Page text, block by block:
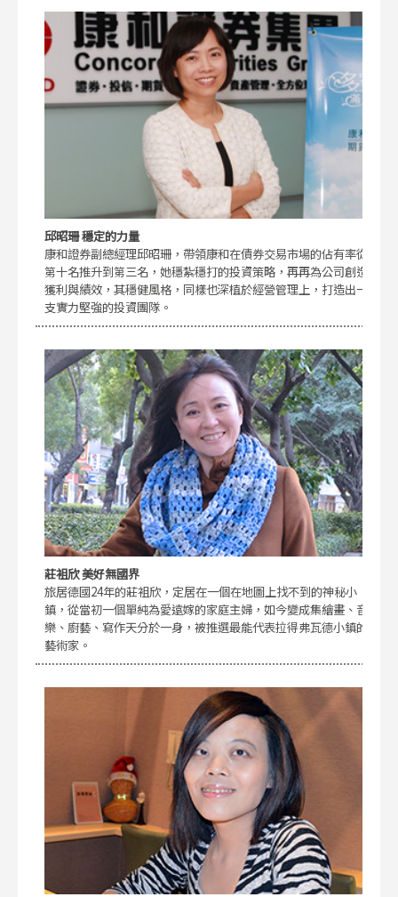
邱昭珊 穩定的力量
康和證券副總經理邱昭珊，帶領康和在債券交易市場的佔有率從
第十名推升到第三名，她穩紮穩打的投資策略，再再為公司創造
獲利與績效，其穩健風格，同樣也深植於經營管理上，打造出一
支實力堅強的投資團隊。
莊袓欣 美好無國界
旅居德國24年的莊袓欣，定居在一個在地圖上找不到的神秘小
鎮，從當初一個單純為愛遠嫁的家庭主婦，如今變成集繪畫、音
樂、廚藝、寫作天分於一身，被推選最能代表拉得弗瓦德小鎮的
藝術家。